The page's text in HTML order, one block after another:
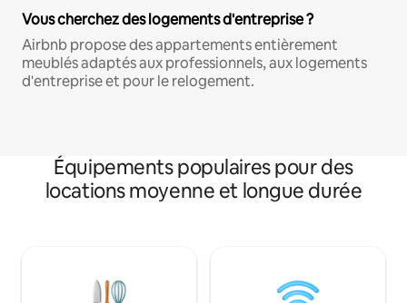
Vous cherchez des logements d'entreprise ?
Airbnb propose des appartements entièrement
meublés adaptés aux professionnels, aux logements
d'entreprise et pour le relogement.
Équipements populaires pour des
locations moyenne et longue durée